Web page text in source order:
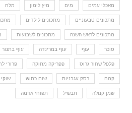
מאכלי עמים מים מיץ לימון מלח
מתכונים טבעוניים מתכונים לילדים
מתכונים לראש השנה מתכונים לשבועות
סוכר עוף עוף במרינדה עוף בתנור
פלפל שחור גרוס פפריקה מתוקה פרורי
קמח רסק עגבניות שום כתוש
שמן קנולה תבשיל תפוחי אדמה